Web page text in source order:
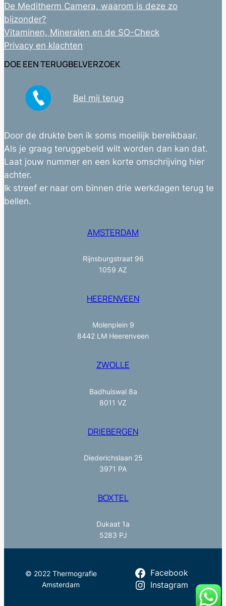
De Meditherm Camera, waarom is deze zo
bijzonder?
Vitaminen, Mineralen en de SO-Check
Privacy en klachten
DOE EEN TERUGBELVERZOEK
Bel mij terug
Door de drukte ben ik soms moeilijk bereikbaar.
Als je graag teruggebeld wilt worden dan kan dat.
Laat jouw nummer en een korte omschrijving hier
achter.
Ik streef er naar om binnen drie werkdagen terug te
bellen.
AMSTERDAM
Rijnsburgstraat 96
1059 AZ
HEERENVEEN
Molenplein 9
8442 LM Heerenveen
ZWOLLE
Badhuiswal 8a
8011 VZ
DRIEBERGEN
Diederichslaan 25
3971 PA
BOXTEL
Dukaat 1a
5283 PJ
© 2022 Thermografie
Amsterdam
Facebook
Instagram